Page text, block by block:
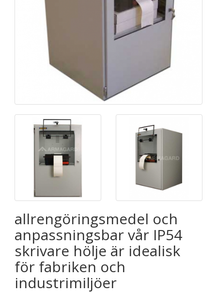
allrengöringsmedel och
anpassningsbar vår IP54
skrivare hölje är idealisk
för fabriken och
industrimiljöer